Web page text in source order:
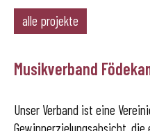
alle projekte
Musikverband
Unser Verband ist eine